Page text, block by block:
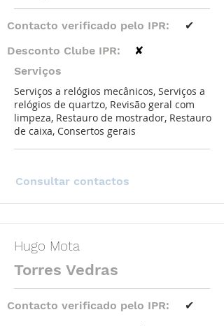
Contacto verificado pelo IPR:
✔
Desconto Clube IPR:
✘
Serviços
Serviços a relógios mecânicos, Serviços a
relógios de quartzo, Revisão geral com
limpeza, Restauro de mostrador, Restauro
de caixa, Consertos gerais
Consultar contactos
Hugo Mota
Torres Vedras
Contacto verificado pelo IPR:
✔